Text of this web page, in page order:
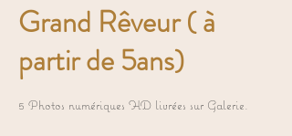
Grand Rêveur ( à
partir de 5ans)
5 Photos numériques HD livrées sur Galerie.